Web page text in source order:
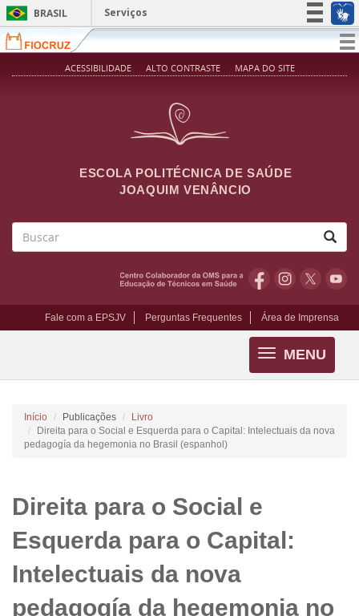
Pular para o conteúdo principal
BRASIL
Serviços
Simplifique!
Participe
ACESSIBILIDADE ALTO CONTRASTE MAPA DO SITE
ESCOLA POLITÉCNICA DE SAÚDE
JOAQUIM VENÂNCIO
Fale com a EPSJV Perguntas Frequentes Área de Imprensa
MENU
Toggle
navigation
Início Publicações
Livro
Direita para o Social e Esquerda para o Capital: Intelectuais da nova
pedagogía da hegemonia no Brasil (espanhol)
Direita para o Social e
Esquerda para o Capital:
Intelectuais da nova
pedagogía da hegemonia no